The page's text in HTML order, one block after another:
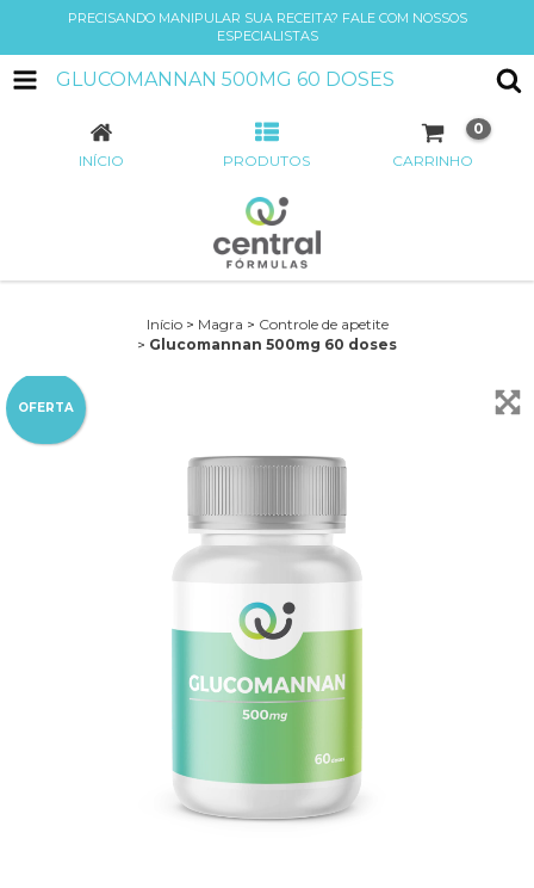
PRECISANDO MANIPULAR SUA RECEITA? FALE COM NOSSOS
ESPECIALISTAS
GLUCOMANNAN 500MG 60 DOSES
INÍCIO PRODUTOS CARRINHO
0
Início > Magra > Controle de apetite
> Glucomannan 500mg 60 doses
OFERTA